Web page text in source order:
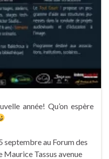
année! Qu’on espère
septembre au Forum des
Tassus avenue